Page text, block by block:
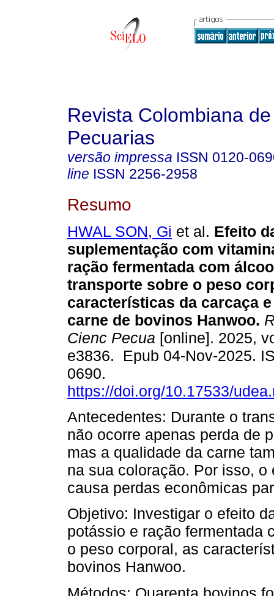
Revista Colombiana
Pecuarias
versão impressa ISSN 0120-
line ISSN 2256-2958
Resumo
HWAL SON, Gi et al. Efeito
suplementação com
ração fermentada com
transporte sobre o peso
características da carcaça
carne de bovinos Hanwoo.
Cienc Pecua [online]. 2025,
e3836. Epub 04-Nov-2025.
0690.
https://doi.org/10.17533/
Antecedentes: Durante o
não ocorre apenas perda de
mas a qualidade da carne
na sua coloração. Por isso,
causa perdas econômicas
Objetivo: Investigar o efeito
potássio e ração fermentada
o peso corporal, as
bovinos Hanwoo.